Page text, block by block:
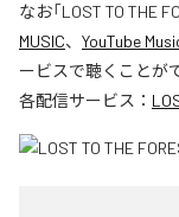
なお「LOST TO THE
MUSIC、 YouTube
ービスで聴くことが
各配信サービス：